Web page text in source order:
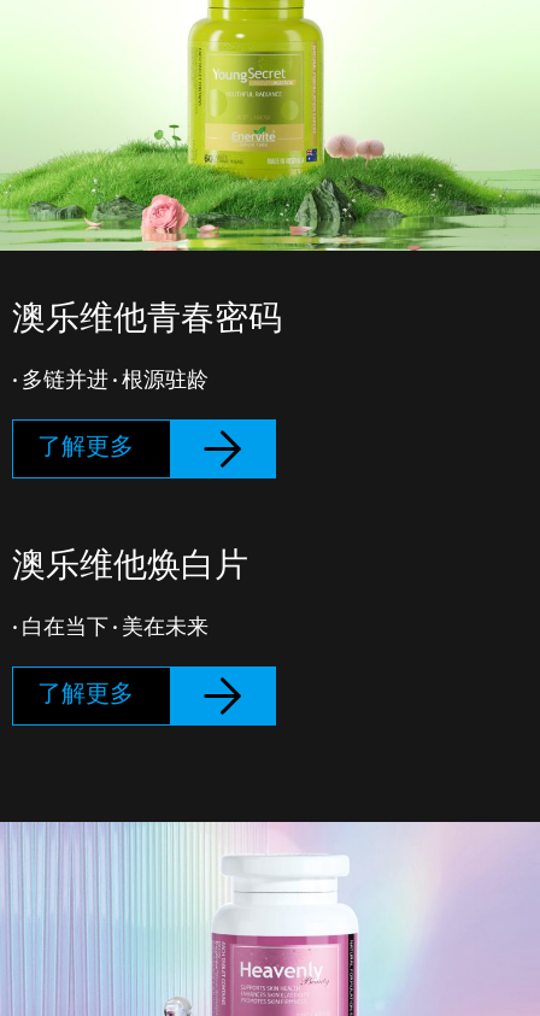
澳乐维他青春密码
· 多链并进 · 根源驻龄
了解更多
澳乐维他焕白片
· 白在当下 · 美在未来
了解更多